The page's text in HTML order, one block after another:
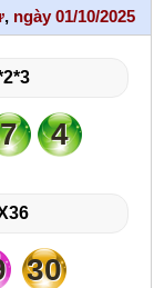
, ngày 01/10/2025
7 4
30